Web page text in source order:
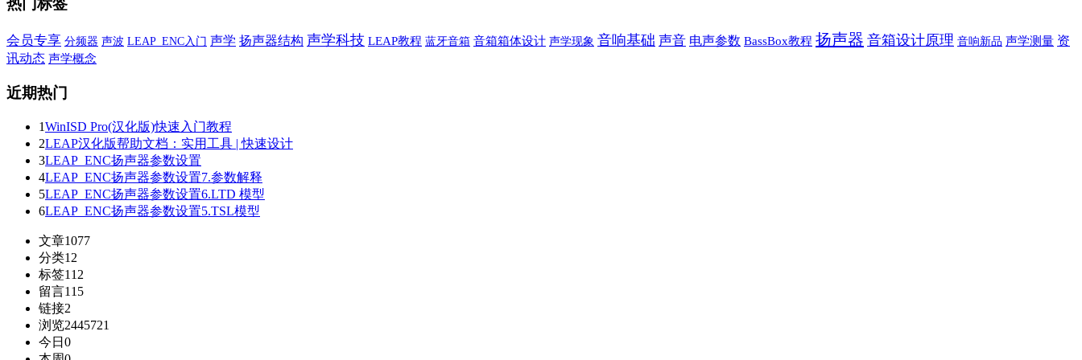
热门标签
会员专享 分频器 声波 LEAP_ENC入门 声学 扬声器结构 声学科技 LEAP教程 蓝牙音箱 音箱箱体设计 声学现象 音响基础 声音 电声参数 BassBox教程 扬声器 音箱设计原理 音响新品 声学测量 资
讯动态 声学概念
近期热门
1WinISD Pro(汉化版)快速入门教程
2LEAP汉化版帮助文档：实用工具 | 快速设计
3LEAP_ENC扬声器参数设置
4LEAP_ENC扬声器参数设置7.参数解释
5LEAP_ENC扬声器参数设置6.LTD 模型
6LEAP_ENC扬声器参数设置5.TSL模型
文章1077
分类12
标签112
留言115
链接2
浏览2445721
今日 0